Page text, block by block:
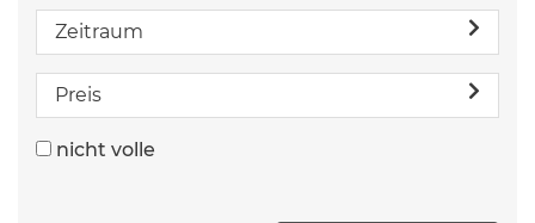
Zeitraum
Preis
nicht volle